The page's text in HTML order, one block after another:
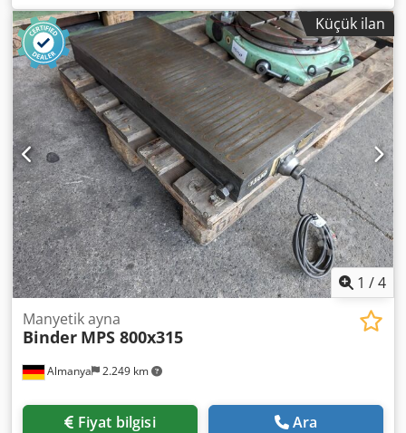
broşür, bloknot, reçete vb. ciltleme yeteneğine sahiptir.
Çok pratik bir makinedir, dijital baskı için idealdir.
Makinenin kullanışlı bir kaidesi ve dahili kompresörü
vardır. Teknik özellikler: Dedpfxszday Dj Afkjck Maksimum
format: 320 x 310 mm Cilt sırtı kalınlığı: 60 mm Kapasite:
yaklaşık 320 kitap/saat Ağırlık: 186 kg 230V elektrik
beslemesi Malzeme algılama sensörleri Otomatik kapak
algılama ve otomatik kapak sıkıştırma Sırt frezeleme LCD
panel üzerinden kolay kullanım Ayarlanabilir kapak
sıkıştırma kuvveti Kademesiz tutkal kalınlığı ayarı Kullanıcı
kılavuzu ve kompresör dahildir.
Küçük ilan
1 /4
Almanya 2.249 km
Manyetik ayna
Binder MPS 800x315
Fiyat bilgisi Ara